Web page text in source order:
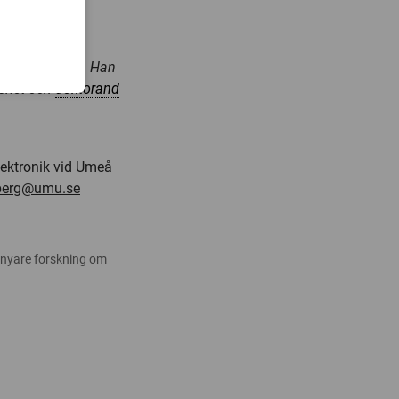
av
i Avesta. Han
ochdoktorand
vid Umeå
forskning om